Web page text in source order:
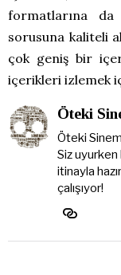
formatlarına
sorusuna kaliteli
çok geniş bir
içerikleri izlemek
Öteki
Öteki
Siz uyurken
itinayla
çalışıyor!